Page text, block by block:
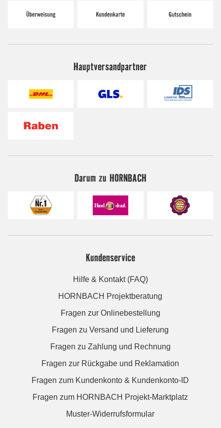
Hauptversandpartner
Darum zu HORNBACH
Kundenservice
Hilfe & Kontakt (FAQ)
HORNBACH Projektberatung
Fragen zur Onlinebestellung
Fragen zu Versand und Lieferung
Fragen zu Zahlung und Rechnung
Fragen zur Rückgabe und Reklamation
Fragen zum Kundenkonto & Kundenkonto-ID
Fragen zum HORNBACH Projekt-Marktplatz
Muster-Widerrufsformular